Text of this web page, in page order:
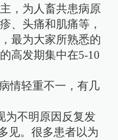
，为人畜共患病原
、头痛和肌痛等，
最为大家所熟悉的
高发期集中在5-10
情轻重不一，有几
为不明原因反复发
见。很多患者以为